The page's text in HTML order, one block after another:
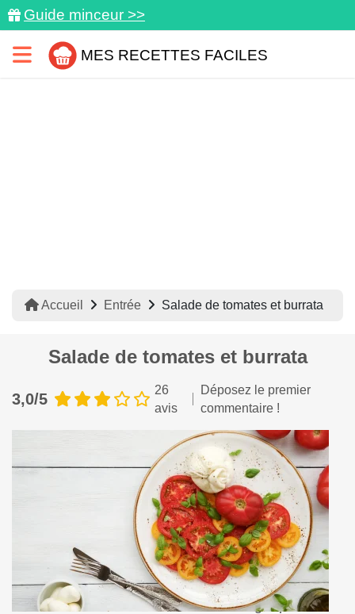
Guide minceur >>
MES RECETTES FACILES
Accueil Entrée Salade de tomates et burrata
Salade de tomates et burrata
3,0/5
26
avis
Déposez le premier
commentaire !
Une belle salade de crudités et fromage qui vous